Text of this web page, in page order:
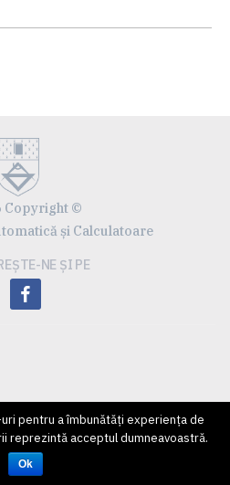
Copyright ©
și Calculatoare
NE ȘI PE
facebook
pentru a îmbunătăți experiența de
reprezintă acceptul dumneavoastră.
Ok